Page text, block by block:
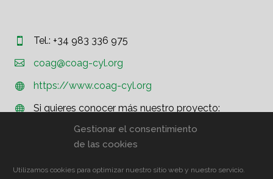
Gestionar el consentimiento
de las cookies
Utilizamos cookies para optimizar nuestro sitio web y nuestro servicio.

 Tel.: +34 983 336 975

 coag@coag-cyl.org

 https://www.coag-cyl.org


Si quieres conocer más nuestro proyecto:
http://www.coag.org